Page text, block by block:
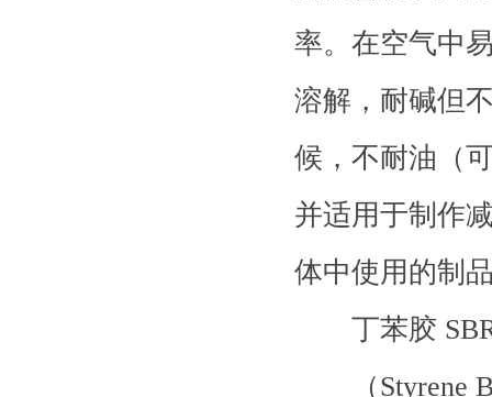
率。在空气中
溶解，耐碱但
候，不耐油（
并适用于制作
体中使用的制
丁苯胶
（Styrene